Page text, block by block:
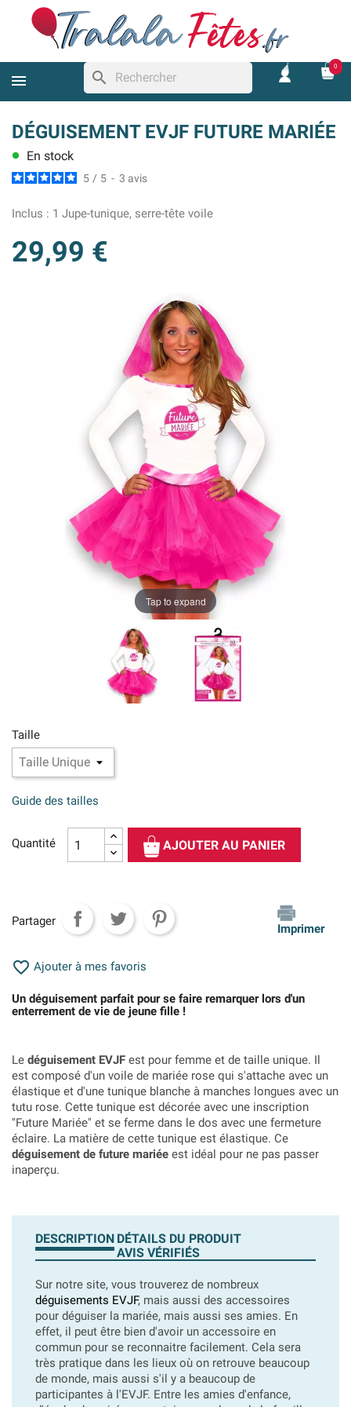
search
0
DÉGUISEMENT EVJF FUTURE MARIÉE
lens En stock
5 / 5 - 3 avis
Inclus : 1 Jupe-tunique, serre-tête voile
29,99 €
Tap to expand
Taille
Guide des tailles
Quantité AJOUTER AU PANIER
Partager
Imprimer
 Ajouter à mes favoris
Un déguisement parfait pour se faire remarquer lors d'un
enterrement de vie de jeune fille !
Le déguisement EVJF est pour femme et de taille unique. Il
est composé d'un voile de mariée rose qui s'attache avec un
élastique et d'une tunique blanche à manches longues avec un
tutu rose. Cette tunique est décorée avec une inscription
"Future Mariée" et se ferme dans le dos avec une fermeture
éclaire. La matière de cette tunique est élastique. Ce
déguisement de future mariée est idéal pour ne pas passer
inaperçu.
DESCRIPTION DÉTAILS DU PRODUIT
AVIS VÉRIFIÉS
Sur notre site, vous trouverez de nombreux
déguisements EVJF, mais aussi des accessoires
pour déguiser la mariée, mais aussi ses amies. En
effet, il peut être bien d'avoir un accessoire en
commun pour se reconnaitre facilement. Cela sera
très pratique dans les lieux où on retrouve beaucoup
de monde, mais aussi s'il y a beaucoup de
participantes à l'EVJF. Entre les amies d'enfance,